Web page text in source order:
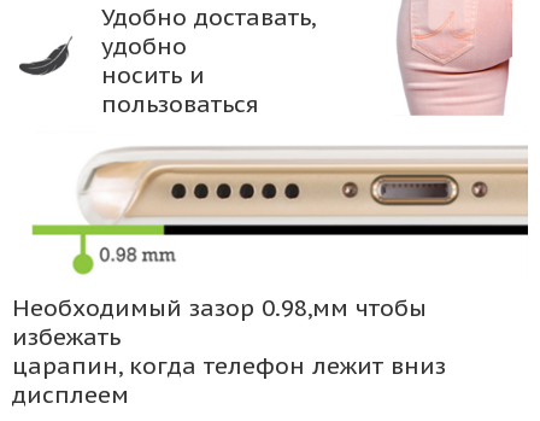
Удобно доставать,
удобно
носить и
пользоваться
Необходимый зазор 0.98,мм чтобы
избежать
царапин, когда телефон лежит вниз
дисплеем